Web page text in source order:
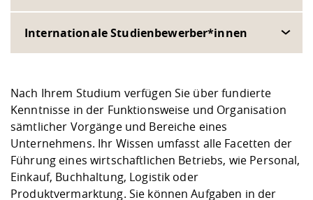
Internationale Studienbewerber*innen
Nach Ihrem Studium verfügen Sie über fundierte
Kenntnisse in der Funktionsweise und Organisation
sämtlicher Vorgänge und Bereiche eines
Unternehmens. Ihr Wissen umfasst alle Facetten der
Führung eines wirtschaftlichen Betriebs, wie Personal,
Einkauf, Buchhaltung, Logistik oder
Produktvermarktung. Sie können Aufgaben in der